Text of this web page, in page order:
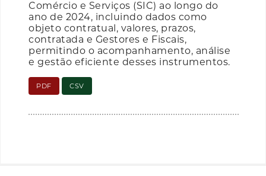
Comércio e Serviços (SIC) ao longo do
ano de 2024, incluindo dados como
objeto contratual, valores, prazos,
contratada e Gestores e Fiscais,
permitindo o acompanhamento, análise
e gestão eficiente desses instrumentos.
PDF CSV